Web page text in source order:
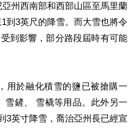
州西南部和西部山區至馬里蘭
到3英尺的降雪。而大雪也將令
到影響，部分路段屆時有可能
用於融化積雪的鹽已被搶購一
雪鏟、 雪橇等用品。此外另一
3英寸降雪，喬治亞州長已經宣